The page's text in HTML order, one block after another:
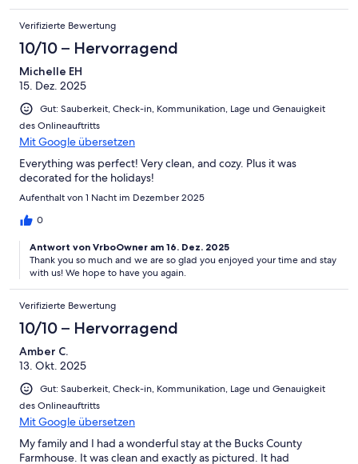
Verifizierte Bewertung
10/10 – Hervorragend
Michelle EH
15. Dez. 2025
Gut: Sauberkeit, Check-in, Kommunikation, Lage und Genauigkeit
des Onlineauftritts
Mit Google übersetzen
Everything was perfect! Very clean, and cozy. Plus it was
decorated for the holidays!
Aufenthalt von 1 Nacht im Dezember 2025
0
Antwort von VrboOwner am 16. Dez. 2025
Thank you so much and we are so glad you enjoyed your time and stay
with us! We hope to have you again.
Verifizierte Bewertung
10/10 – Hervorragend
Amber C.
13. Okt. 2025
Gut: Sauberkeit, Check-in, Kommunikation, Lage und Genauigkeit
des Onlineauftritts
Mit Google übersetzen
My family and I had a wonderful stay at the Bucks County
Farmhouse. It was clean and exactly as pictured. It had